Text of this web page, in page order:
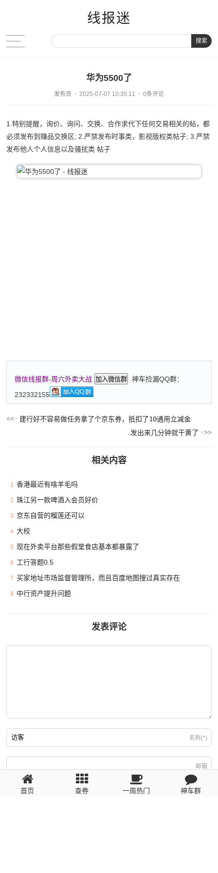
线报迷
搜索
华为5500了
发布员 2025-07-07 10:35:11 0条评论
1.特别提醒，询价、询问、交换、合作求代下任何交易相关的帖，都
必须发布到赚品交换区; 2.严禁发布时事类，影视版权类帖子; 3.严禁
发布他人个人信息以及骚扰类 帖子
微信线报群-周六外卖大战 加入微信群
神车捡漏QQ群：
232332155
建行好不容易做任务拿了个京东券，抵扣了10通用立减金
发出来几分钟就干黄了
相关内容
1 香港最近有啥羊毛吗
2 珠江另一款啤酒入会员好价
3 京东自营的榴莲还可以
4 大校
5 现在外卖平台那些假堂食店基本都暴露了
6 工行答题0.5
7 买家地址市场监督管理所，而且百度地图搜过真实存在
8 中行资产提升问题
发表评论
名称(*)
邮箱
回复需填写必要信息
首页 查券 一周热门 神车群